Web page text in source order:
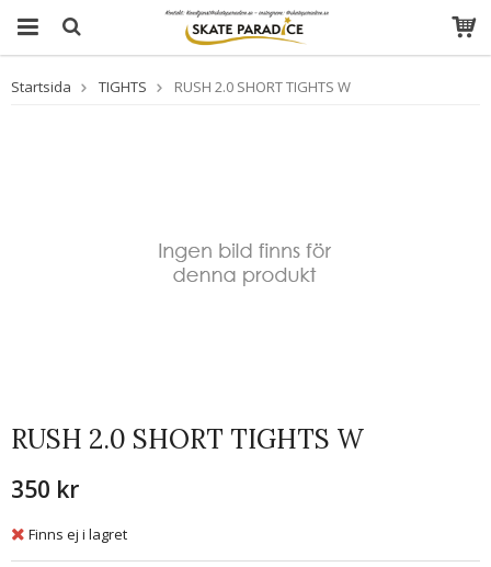
Startsida TIGHTS RUSH 2.0 SHORT TIGHTS W
RUSH 2.0 SHORT TIGHTS W
350 kr
Finns ej i lagret